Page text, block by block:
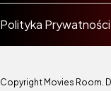
Polityka
Copyright Movies Room.